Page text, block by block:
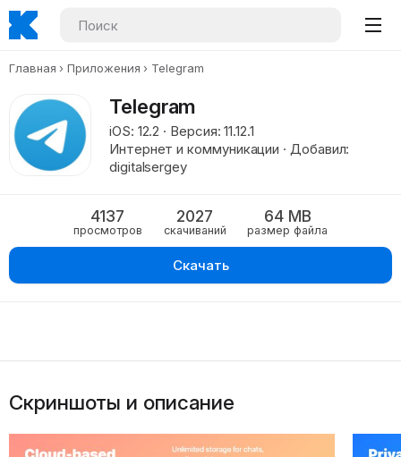
Главная Приложения Telegram
Telegram
iOS: 12.2 · Версия: 11.12.1
Интернет и коммуникации · Добавил:
digitalsergey
4137
просмотров
2027
скачиваний
64 MB
размер файла
Скачать
Скриншоты и описание